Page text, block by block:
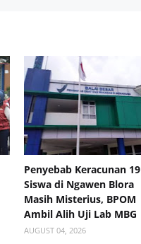
Penyebab Keracunan 19
Siswa di Ngawen Blora
Masih Misterius, BPOM
Ambil Alih Uji Lab MBG
AUGUST 04, 2026